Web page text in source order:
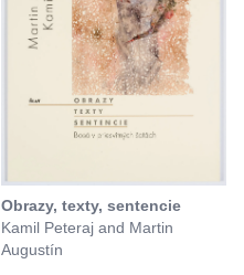
Obrazy, texty, sentencie
Kamil Peteraj and Martin
Augustín